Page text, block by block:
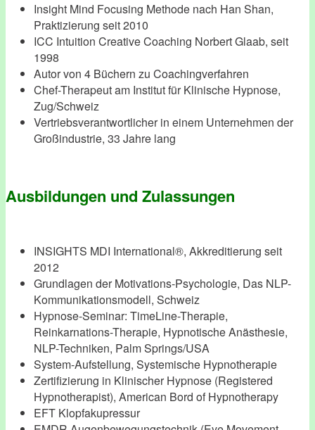
Insight Mind Focusing Methode nach Han Shan,
Praktizierung seit 2010
ICC Intuition Creative Coaching Norbert Glaab, seit
1998
Autor von 4 Büchern zu Coachingverfahren
Chef-Therapeut am Institut für Klinische Hypnose,
Zug/Schweiz
Vertriebsverantwortlicher in einem Unternehmen der
Großindustrie, 33 Jahre lang
Ausbildungen und Zulassungen
INSIGHTS MDI International®, Akkreditierung seit
2012
Grundlagen der Motivations-Psychologie, Das NLP-
Kommunikationsmodell, Schweiz
Hypnose-Seminar: TimeLine-Therapie,
Reinkarnations-Therapie, Hypnotische Anästhesie,
NLP-Techniken, Palm Springs/USA
System-Aufstellung, Systemische Hypnotherapie
Zertifizierung in Klinischer Hypnose (Registered
Hypnotherapist), American Bord of Hypnotherapy
EFT Klopfakupressur